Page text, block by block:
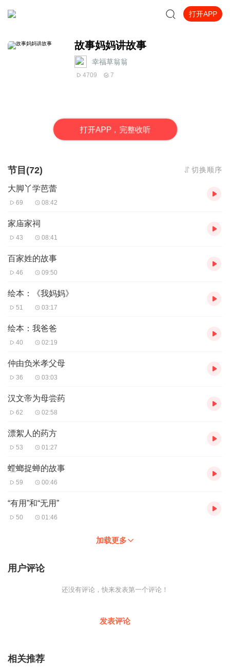
打开APP
故事妈妈讲故事
幸福草翁翁
4709 7
打开APP，完整收听
节目(72) 切换顺序
大脚丫学芭蕾
69 08:42
家庙家祠
43 08:41
百家姓的故事
46 09:50
绘本：《我妈妈》
51 03:17
绘本：我爸爸
40 02:19
仲由负米孝父母
36 03:03
汉文帝为母尝药
62 02:58
漂絮人的药方
53 01:27
螳螂捉蝉的故事
59 00:46
“有用”和“无用”
50 01:46
加载更多
用户评论
还没有评论，快来发表第一个评论！
发表评论
相关推荐